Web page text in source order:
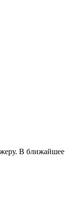
В ближайшее